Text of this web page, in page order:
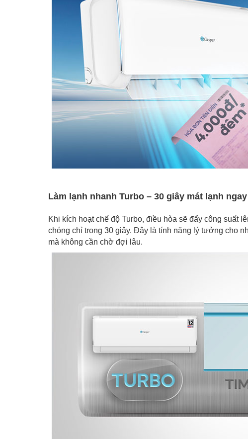
Làm lạnh nhanh Turbo – 30 giây mát lạnh
Khi kích hoạt chế độ Turbo, điều hòa sẽ đẩy công suất
chóng chỉ trong 30 giây. Đây là tính năng lý tưởng cho
mà không cần chờ đợi lâu.